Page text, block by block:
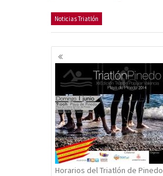
Noticias Triatlón
Navegación
de
entradas
Horarios del Triatlón de Pinedo